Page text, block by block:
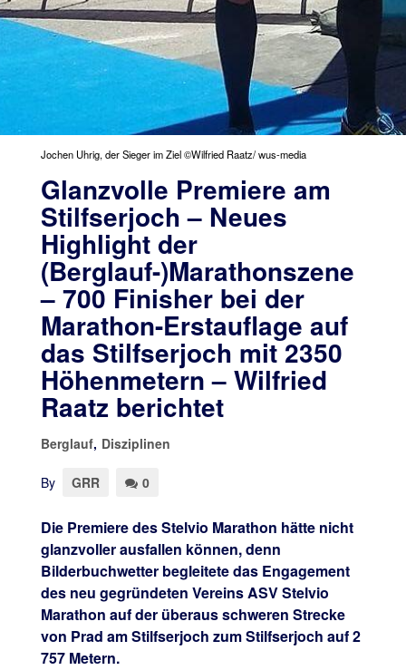
Jochen Uhrig, der Sieger im Ziel ©Wilfried Raatz/ wus-media
Glanzvolle Premiere am
Stilfserjoch – Neues
Highlight der
(Berglauf-)Marathonszene
– 700 Finisher bei der
Marathon-Erstauflage auf
das Stilfserjoch mit 2350
Höhenmetern – Wilfried
Raatz berichtet
Berglauf, Disziplinen
By GRR 0
Die Premiere des Stelvio Marathon hätte nicht
glanzvoller ausfallen können, denn
Bilderbuchwetter begleitete das Engagement
des neu gegründeten Vereins ASV Stelvio
Marathon auf der überaus schweren Strecke
von Prad am Stilfserjoch zum Stilfserjoch auf 2
757 Metern.